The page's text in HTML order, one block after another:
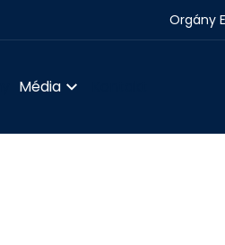
Orgány
Média